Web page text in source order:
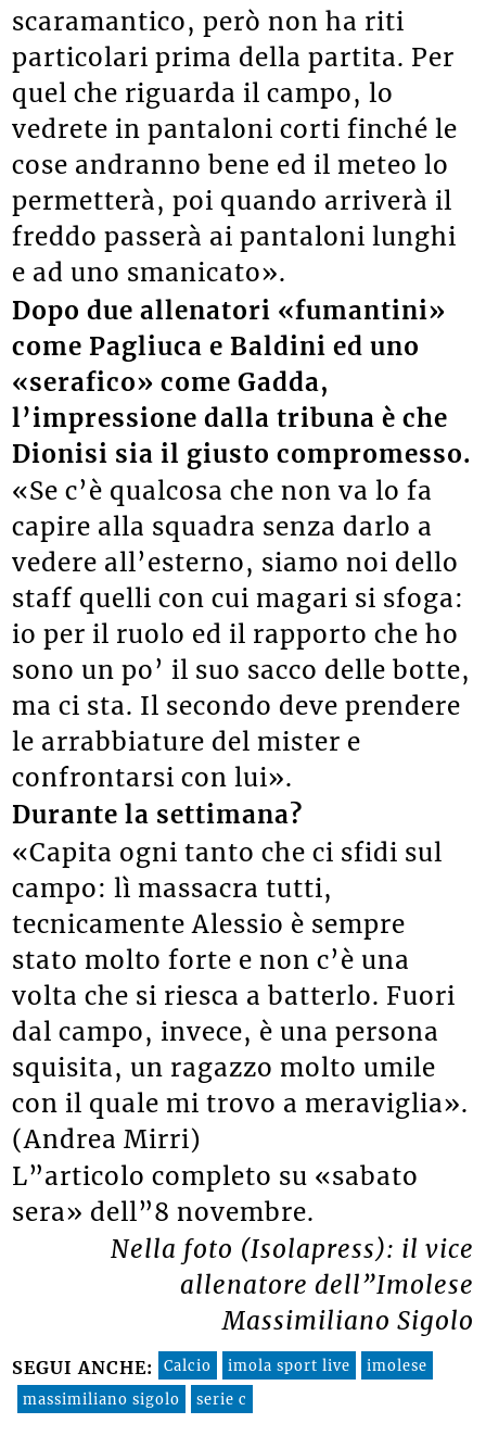
scaramantico, però non ha riti
particolari prima della partita. Per
quel che riguarda il campo, lo
vedrete in pantaloni corti finché le
cose andranno bene ed il meteo lo
permetterà, poi quando arriverà il
freddo passerà ai pantaloni lunghi
e ad uno smanicato».
Dopo due allenatori «fumantini»
come Pagliuca e Baldini ed uno
«serafico» come Gadda,
l’impressione dalla tribuna è che
Dionisi sia il giusto compromesso.
«Se c’è qualcosa che non va lo fa
capire alla squadra senza darlo a
vedere all’esterno, siamo noi dello
staff quelli con cui magari si sfoga:
io per il ruolo ed il rapporto che ho
sono un po’ il suo sacco delle botte,
ma ci sta. Il secondo deve prendere
le arrabbiature del mister e
confrontarsi con lui».
Durante la settimana?
«Capita ogni tanto che ci sfidi sul
campo: lì massacra tutti,
tecnicamente Alessio è sempre
stato molto forte e non c’è una
volta che si riesca a batterlo. Fuori
dal campo, invece, è una persona
squisita, un ragazzo molto umile
con il quale mi trovo a meraviglia».
(Andrea Mirri)
L”articolo completo su «sabato
sera» dell”8 novembre.
Nella foto (Isolapress): il vice
allenatore dell”Imolese
Massimiliano Sigolo
SEGUI ANCHE: Calcio imola sport live
imolese
massimiliano sigolo
serie c